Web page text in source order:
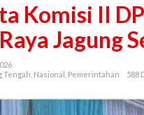
g
g
o
t
K
m
i
Komisi II
Jagung
Tengah Nasional Pemerintahan 588